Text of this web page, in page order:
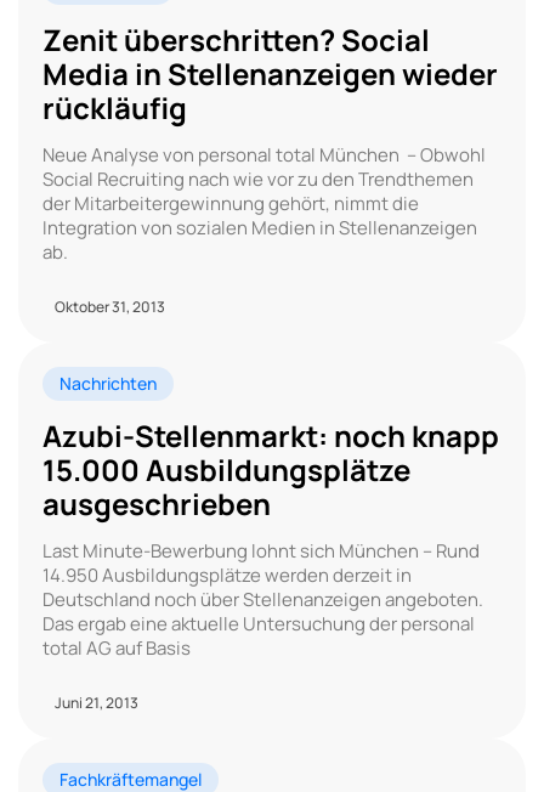
Zenit überschritten? Social
Media in Stellenanzeigen wieder
rückläufig
Neue Analyse von personal total München – Obwohl
Social Recruiting nach wie vor zu den Trendthemen
der Mitarbeitergewinnung gehört, nimmt die
Integration von sozialen Medien in Stellenanzeigen
ab.
Oktober 31, 2013
Nachrichten
Azubi-Stellenmarkt: noch knapp
15.000 Ausbildungsplätze
ausgeschrieben
Last Minute-Bewerbung lohnt sich München – Rund
14.950 Ausbildungsplätze werden derzeit in
Deutschland noch über Stellenanzeigen angeboten.
Das ergab eine aktuelle Untersuchung der personal
total AG auf Basis
Juni 21, 2013
Fachkräftemangel